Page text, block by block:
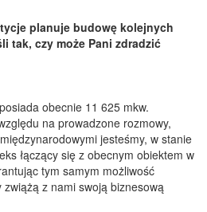
planuje budowę kolejnych
tak, czy może Pani zdradzić
obecnie 11 625 mkw.
na prowadzone rozmowy,
jesteśmy, w stanie
łączący się z obecnym obiektem w
tym samym możliwość
z nami swoją biznesową